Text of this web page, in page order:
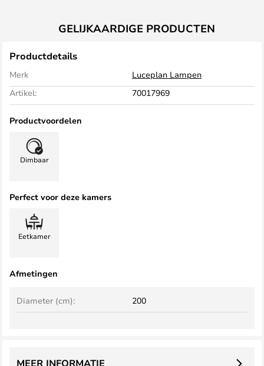
GELIJKAARDIGE PRODUCTEN
Productdetails
Merk
Luceplan Lampen
Artikel:
70017969
Productvoordelen
Dimbaar
Perfect voor deze kamers
Eetkamer
Afmetingen
Diameter (cm): 200
MEER INFORMATIE